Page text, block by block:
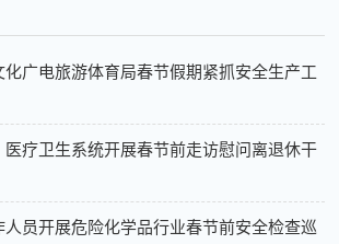
广电旅游体育局春节假期紧抓安全生产工
疗卫生系统开展春节前走访慰问离退休干
员开展危险化学品行业春节前安全检查巡